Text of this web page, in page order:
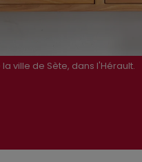
ville de Sète, dans l'Hérault.